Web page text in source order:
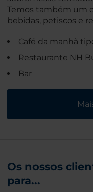
Temos também um
bebidas, petiscos e
Café da manhã
Restaurante NH
Bar
Os nossos
para...